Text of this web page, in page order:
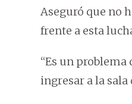
Aseguró que no
frente a esta
“Es un
ingresar a la sala